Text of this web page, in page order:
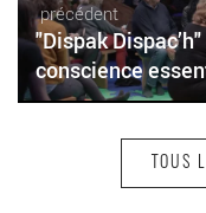
précédent
"Dispak
conscience
TOUS